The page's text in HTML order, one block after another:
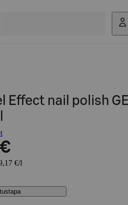
Effect nail polish
€/l